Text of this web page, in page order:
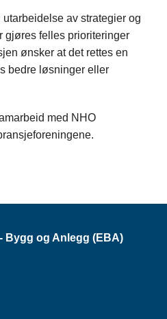
av strategier og
gjøres felles prioriteringer
ønsker at det rettes en
bedre løsninger eller
med NHO
Bygg og Anlegg (EBA)